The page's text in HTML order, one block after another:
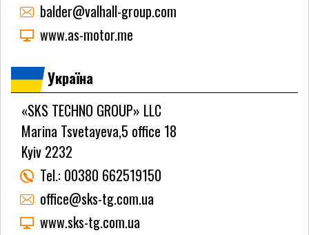
balder@valhall-group.com
www.as-motor.me
Україна
«SKS TECHNO GROUP» LLC
Marina Tsvetayeva,5 office 18
Kyiv 2232
Tel.: 00380 662519150
office@sks-tg.com.ua
www.sks-tg.com.ua